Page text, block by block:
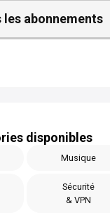
abonnements
disponibles
Musique
Sécurité
& VPN